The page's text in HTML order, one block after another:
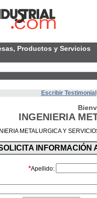
Productos y Servicios
Escribir Testimonial
INGENIERIA
METALURGICA Y
INFORMACIÓN
*Apellido: